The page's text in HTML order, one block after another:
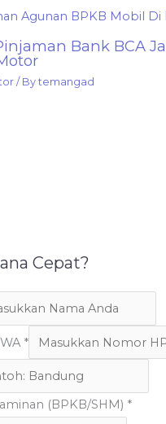
Bank BCA
/ Bytemangad
Cepat?
*
(BPKB/SHM) *